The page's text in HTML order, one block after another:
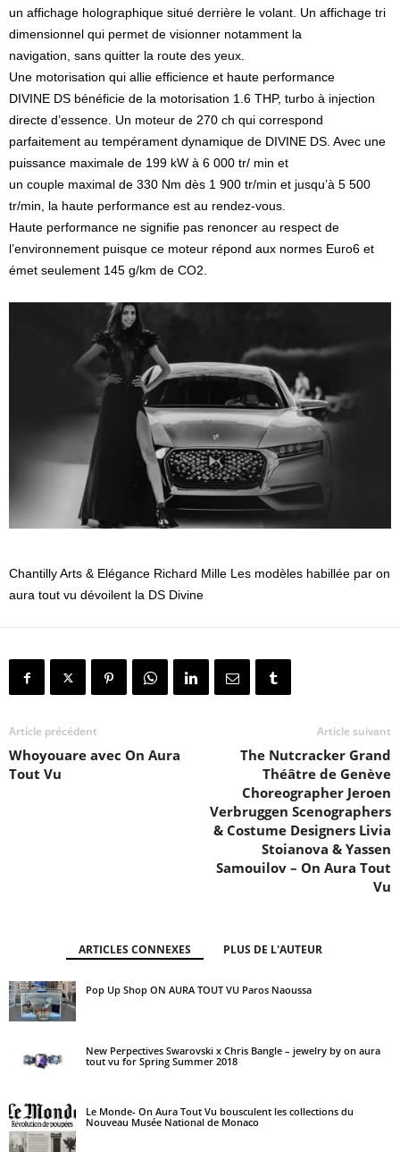
un affichage holographique situé derrière le volant. Un affichage tri
dimensionnel qui permet de visionner notamment la
navigation, sans quitter la route des yeux.
Une motorisation qui allie efficience et haute performance
DIVINE DS bénéficie de la motorisation 1.6 THP, turbo à injection
directe d’essence. Un moteur de 270 ch qui correspond
parfaitement au tempérament dynamique de DIVINE DS. Avec une
puissance maximale de 199 kW à 6 000 tr/ min et
un couple maximal de 330 Nm dès 1 900 tr/min et jusqu’à 5 500
tr/min, la haute performance est au rendez-vous.
Haute performance ne signifie pas renoncer au respect de
l’environnement puisque ce moteur répond aux normes Euro6 et
émet seulement 145 g/km de CO2.
Chantilly Arts & Elégance Richard Mille Les modèles habillée par on
aura tout vu dévoilent la DS Divine
Article précédent
Whoyouare avec On Aura
Tout Vu
Article suivant
The Nutcracker Grand
Théâtre de Genève
Choreographer Jeroen
Verbruggen Scenographers
& Costume Designers Livia
Stoianova & Yassen
Samouilov – On Aura Tout
Vu
ARTICLES CONNEXES PLUS DE L'AUTEUR
Pop Up Shop ON AURA TOUT VU Paros Naoussa
New Perpectives Swarovski x Chris Bangle – jewelry by on aura
tout vu for Spring Summer 2018
Le Monde- On Aura Tout Vu bousculent les collections du
Nouveau Musée National de Monaco